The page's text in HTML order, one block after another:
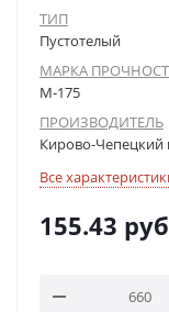
ТИП
Пустотелый
МАРКА
М-175
ПРОИЗВОДИТЕЛЬ
Кирово-Чепецкий
Все
155.43